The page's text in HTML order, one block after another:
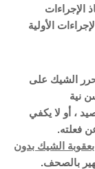
الإجراءات
الأولية
الشيك على
نية
، أو لا يكفي
فعلته.
بعقوبة الشيك بدون
بالصحف.